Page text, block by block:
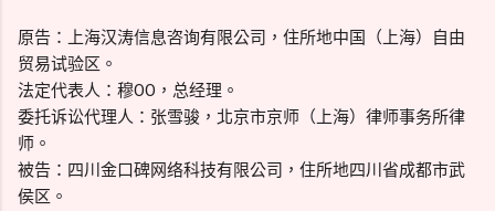
原告：上海汉涛信息咨询有限公司，住所地中国（上海）自由
贸易试验区。
法定代表人：穆OO，总经理。
委托诉讼代理人：张雪骏，北京市京师（上海）律师事务所律
师。
被告：四川金口碑网络科技有限公司，住所地四川省成都市武
侯区。